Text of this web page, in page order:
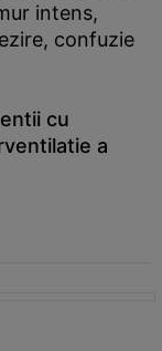
intens,
confuzie
cu
a